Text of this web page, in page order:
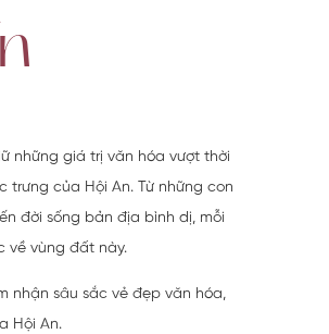
những giá trị văn hóa vượt thời
của Hội An. Từ những con
đời sống bản địa bình dị, mỗi
về vùng đất này.
nhận sâu sắc vẻ đẹp văn hóa,
Hội An.